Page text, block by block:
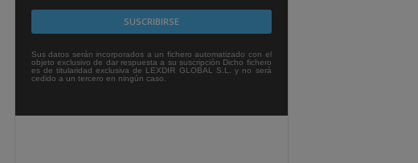
Sus datos serán incorporados a un fichero automatizado con el
objeto exclusivo de dar respuesta a su suscripción Dicho fichero
es de titularidad exclusiva de LEXDIR GLOBAL S.L. y no será
cedido a un tercero en ningún caso.